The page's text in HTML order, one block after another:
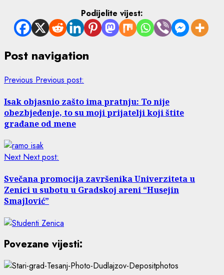
Podijelite vijest:
Post navigation
Previous Previous post:
Isak objasnio zašto ima pratnju: To nije
obezbjeđenje, to su moji prijatelji koji štite
građane od mene
Next Next post:
Svečana promocija završenika Univerziteta u
Zenici u subotu u Gradskoj areni “Husejin
Smajlović”
Povezane vijesti: